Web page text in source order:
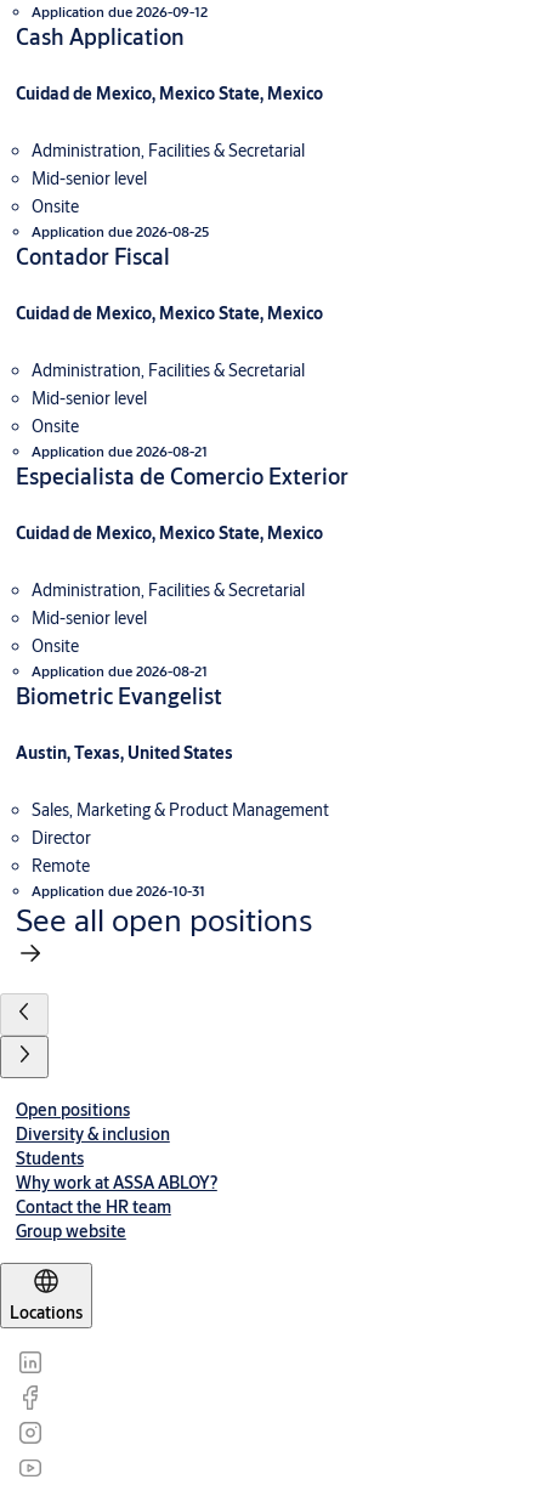
Application due 2026-09-12
Cash Application
Cuidad de Mexico, Mexico State, Mexico
Administration, Facilities & Secretarial
Mid-senior level
Onsite
Application due 2026-08-25
Contador Fiscal
Cuidad de Mexico, Mexico State, Mexico
Administration, Facilities & Secretarial
Mid-senior level
Onsite
Application due 2026-08-21
Especialista de Comercio Exterior
Cuidad de Mexico, Mexico State, Mexico
Administration, Facilities & Secretarial
Mid-senior level
Onsite
Application due 2026-08-21
Biometric Evangelist
Austin, Texas, United States
Sales, Marketing & Product Management
Director
Remote
Application due 2026-10-31
See all open positions
Open positions
Diversity & inclusion
Students
Why work at ASSA ABLOY?
Contact the HR team
Group website
Locations